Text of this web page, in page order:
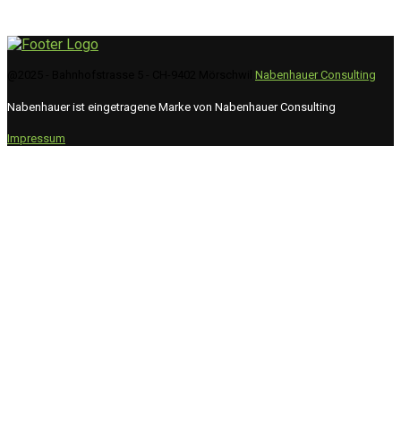
Nabenhauer Consulting
Nabenhauer ist eingetragene Marke von Nabenhauer Consulting
Impressum